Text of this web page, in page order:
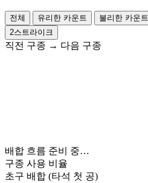
전체 유리한 카운트 불리한 카운트
2스트라이크
직전 구종 → 다음 구종
배합 흐름 준비 중…
구종 사용 비율
초구 배합 (타석 첫 공)